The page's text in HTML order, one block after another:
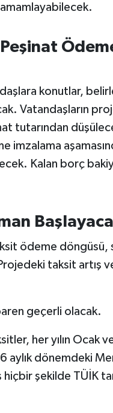
konutlar,
Vatandaşların
tutarından
imzalama
Kalan borç
ödeme
taksit artış
geçerli olacak.
her yılın Ocak
aylık dönemdeki
hiçbir şekilde TÜİK